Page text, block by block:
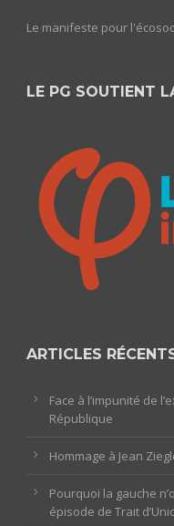
Le manifeste pour
LE PG SOUTIENT
ARTICLES
Face à l’impunité de
République
Hommage à Jean
Pourquoi la gauche
épisode de Trait